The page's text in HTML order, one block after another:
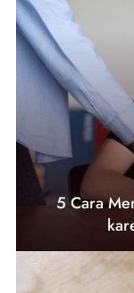
5 Cara